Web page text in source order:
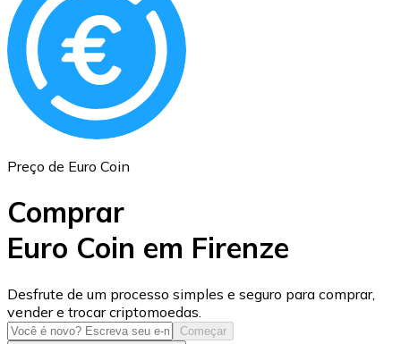
Ethereum
ETH
USD Coin
USDC
Preço de Euro Coin
Comprar
Euro Coin em Firenze
Desfrute de um processo simples e seguro para comprar,
vender e trocar criptomoedas.
Começar